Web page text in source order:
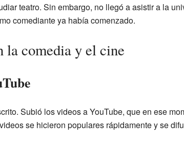
teatro. Sin embargo, no llegó a asistir a la
comediante ya había comenzado.
la comedia y el cine
Subió los videos a YouTube, que en ese
se hicieron populares rápidamente y se